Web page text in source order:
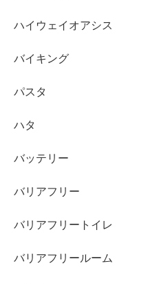
ハイウェイオアシス
バイキング
パスタ
ハタ
バッテリー
バリアフリー
バリアフリートイレ
バリアフリールーム